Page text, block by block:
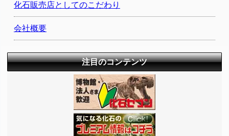
化石販売店としてのこだわり
会社概要
注目のコンテンツ